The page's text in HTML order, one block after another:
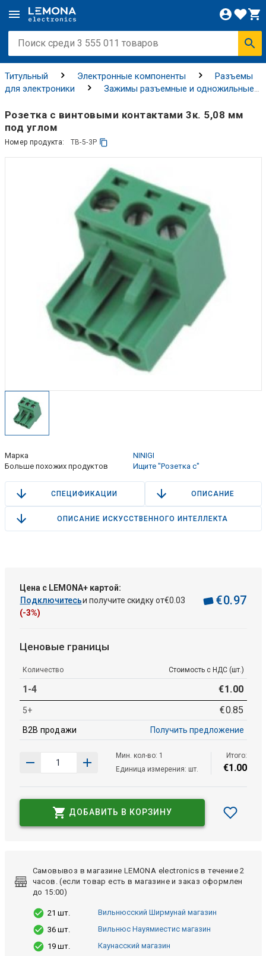
Титульный Электронные компоненты
Разъемы
для электроники
Зажимы разъемные и одножильные
Розетка с винтовыми контактами 3к. 5,08 мм
под углом
Номер продукта: TB-5-3P
Марка
NINIGI
Больше похожих продуктов
Ищите "Розетка с"
СПЕЦИФИКАЦИИ ОПИСАНИЕ
ОПИСАНИЕ ИСКУССТВЕННОГО ИНТЕЛЛЕКТА
Цена с LEMONA+ картой:
Подключитесьи получите скидку от€0 03
(-3%)
€0.97
Ценовые границы
Количество Стоимость с НДС (шт.)
1-4 €1.00
5+ €0.85
B2B продажи Получить предложение
Мин. кол-во: 1
Единица измерения: шт.
Итого:
€1.00
ДОБАВИТЬ В КОРЗИНУ
Самовывоз в магазине LEMONA electronics в течение 2
часов. (если товар есть в магазине и заказ оформлен
до 15:00)
21 шт.
Вильнюсский Ширмунай магазин
36 шт.
Вильнюс Науямиестис магазин
19 шт.
Каунасский магазин